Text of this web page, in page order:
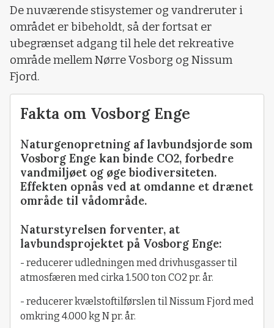
De nuværende stisystemer og vandreruter i
området er bibeholdt, så der fortsat er
ubegrænset adgang til hele det rekreative
område mellem Nørre Vosborg og Nissum
Fjord.
Fakta om Vosborg Enge
Naturgenopretning af lavbundsjorde som
Vosborg Enge kan binde CO2, forbedre
vandmiljøet og øge biodiversiteten.
Effekten opnås ved at omdanne et drænet
område til vådområde.
Naturstyrelsen forventer, at
lavbundsprojektet på Vosborg Enge:
- reducerer udledningen med drivhusgasser til
atmosfæren med cirka 1.500 ton CO2 pr. år.
- reducerer kvælstoftilførslen til Nissum Fjord med
omkring 4.000 kg N pr. år.